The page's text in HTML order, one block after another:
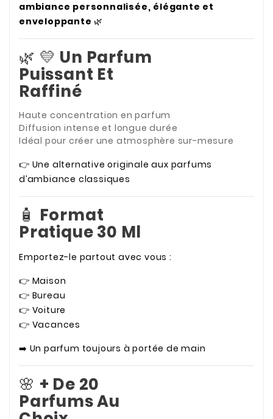
ambiance personnalisée, élégante et
enveloppante 🌿
🌿 💛 Un Parfum
Puissant Et
Raffiné
Haute concentration en parfum
Diffusion intense et longue durée
Idéal pour créer une atmosphère sur-mesure
👉 Une alternative originale aux parfums
d’ambiance classiques
🧴 Format
Pratique 30 Ml
Emportez-le partout avec vous :
👉 Maison
👉 Bureau
👉 Voiture
👉 Vacances
➡️ Un parfum toujours à portée de main
🌸 + De 20
Parfums Au